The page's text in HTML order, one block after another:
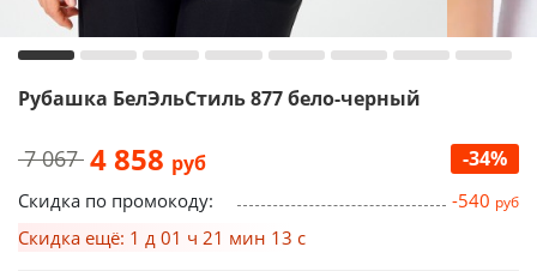
Рубашка БелЭльСтиль 877 бело-черный
7 067 4 858 руб -34%
Скидка по промокоду: -540 руб
Скидка ещё: 1 д 01 ч 21 мин 12 с